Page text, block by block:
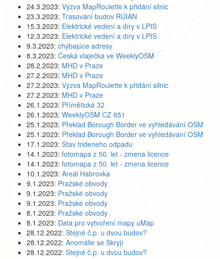
24.3.2023: Výzva MapRoulette k přidání silnic
23.3.2023: Trasování budov RÚIAN
15.3.2023: Elektrické vedení a díry v LPIS
12.3.2023: Elektrické vedení a díry v LPIS
9.3.2023: chýbajúce adresy
8.3.2023: Česká vlaječka ve WeeklyOSM
28.2.2023: MHD v Praze
27.2.2023: MHD v Praze
27.2.2023: Výzva MapRoulette k přidání silnic
27.2.2023: MHD v Praze
26.1.2023: Přímětická 32
26.1.2023: WeeklyOSM CZ 651
25.1.2023: Překlad Borough Border ve vyhledávání OSM
25.1.2023: Překlad Borough Border ve vyhledávání OSM
17.1.2023: Stav trideneho odpadu
14.1.2023: fotomapa z 50. let - zmena licence
14.1.2023: fotomapa z 50. let - zmena licence
10.1.2023: Areál Habrovka
9.1.2023: Pražské obvody
9.1.2023: Pražské obvody
9.1.2023: Pražské obvody
8.1.2023: Pražské obvody
8.1.2023: Data pro vytvoření mapy uMap
28.12.2022: Stejné č.p. u dvou budov?
28.12.2022: Anomálie se Skryjí
28.12.2022: Stejné č.p. u dvou budov?